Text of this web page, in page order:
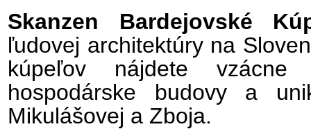
Skanzen Bardejovské
ľudovej architektúry na
kúpeľov nájdete vzácne
hospodárske budovy a
Mikulášovej a Zboja.